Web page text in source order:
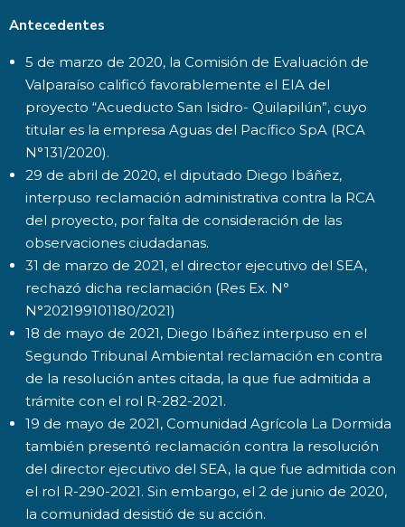
Antecedentes
5 de marzo de 2020, la Comisión de Evaluación de
Valparaíso calificó favorablemente el EIA del
proyecto “Acueducto San Isidro- Quilapilún”, cuyo
titular es la empresa Aguas del Pacífico SpA (RCA
N°131/2020).
29 de abril de 2020, el diputado Diego Ibáñez,
interpuso reclamación administrativa contra la RCA
del proyecto, por falta de consideración de las
observaciones ciudadanas.
31 de marzo de 2021, el director ejecutivo del SEA,
rechazó dicha reclamación (Res Ex. N°
N°202199101180/2021)
18 de mayo de 2021, Diego Ibáñez interpuso en el
Segundo Tribunal Ambiental reclamación en contra
de la resolución antes citada, la que fue admitida a
trámite con el rol R-282-2021.
19 de mayo de 2021, Comunidad Agrícola La Dormida
también presentó reclamación contra la resolución
del director ejecutivo del SEA, la que fue admitida con
el rol R-290-2021. Sin embargo, el 2 de junio de 2020,
la comunidad desistió de su acción.